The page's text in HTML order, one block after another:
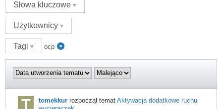
Słowa kluczowe
Użytkownicy
Tagi ocp
tomekkur rozpoczął temat Aktywacja dodatkowe ruchu